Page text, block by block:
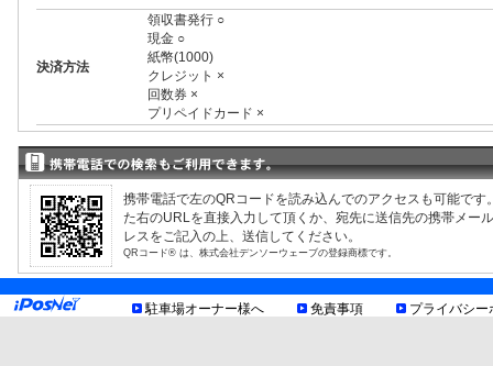
決済方法
領収書発行 ○
現金 ○
紙幣(1000)
クレジット ×
回数券 ×
プリペイドカード ×
制限事項
3ナンバー ○
RV ○
1BOX ○
高 2.00m まで
幅 1.90m まで
長 5.00m まで
重量 2.00t まで
最低地上高15cm
お知らせ
携帯電話で左のQRコードを読み込んでのアクセスも可能です
た右のURLを直接入力して頂くか、宛先に送信先の携帯メー
レスをご記入の上、送信してください。
QRコード® は、株式会社デンソーウェーブの登録商標です。
駐車場オーナー様へ 免責事項 プライバシー